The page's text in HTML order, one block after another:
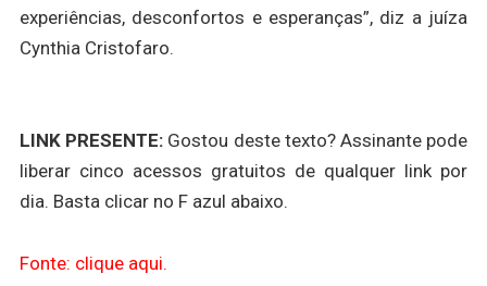
experiências, desconfortos e esperanças”, diz a juíza
Cynthia Cristofaro.
LINK PRESENTE: Gostou deste texto? Assinante pode
liberar cinco acessos gratuitos de qualquer link por
dia. Basta clicar no F azul abaixo.
Fonte: clique aqui.